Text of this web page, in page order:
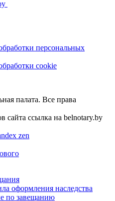
персональных
cookie
палата. Все права
сайта ссылка на belnotary.by
zen
оформления наследства
по завещанию